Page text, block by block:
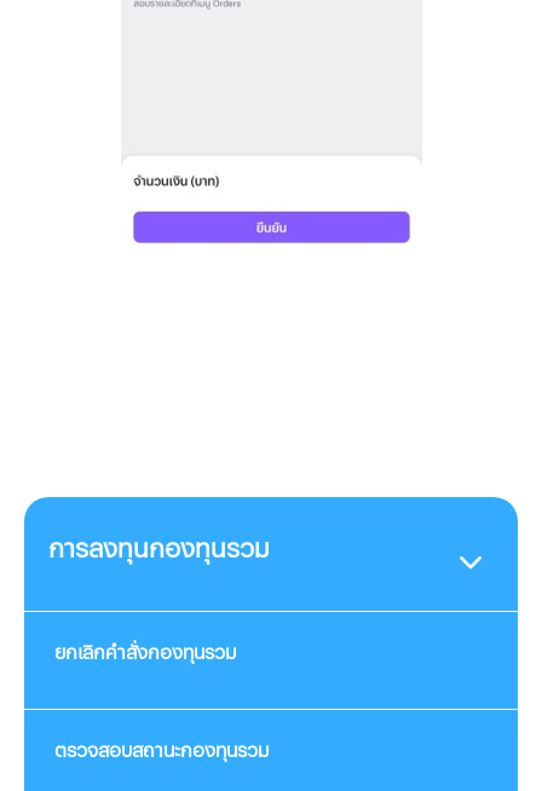
การลงทุนกองทุนรวม
ยกเลิกคำสั่งกองทุนรวม
ตรวจสอบสถานะกองทุนรวม